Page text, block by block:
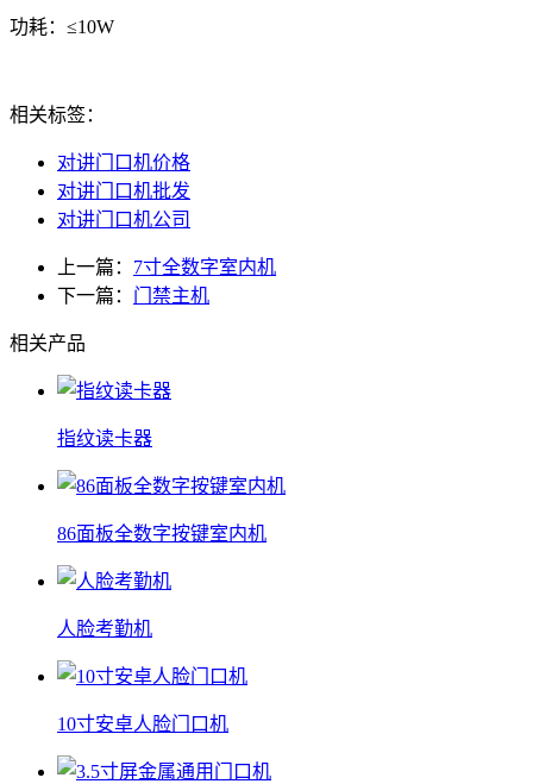
功耗：≤10W
相关标签：
对讲门口机价格
对讲门口机批发
对讲门口机公司
上一篇： 7寸全数字室内机
下一篇： 门禁主机
相关产品
指纹读卡器
86面板全数字按键室内机
人脸考勤机
10寸安卓人脸门口机